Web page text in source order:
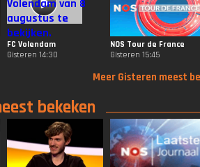
FC Volendam
Gisteren 14:30
NOS Tour de France
Gisteren 15:45
Meer Gisteren meest
bekeken